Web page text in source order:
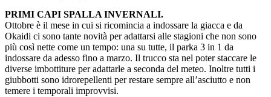
PRIMI CAPI SPALLA INVERNALI.
Ottobre è il mese in cui si ricomincia a indossare la giacca e da
Okaidi ci sono tante novità per adattarsi alle stagioni che non sono
più così nette come un tempo: una su tutte, il parka 3 in 1 da
indossare da adesso fino a marzo. Il trucco sta nel poter staccare le
diverse imbottiture per adattarle a seconda del meteo. Inoltre tutti i
giubbotti sono idrorepellenti per restare sempre all’asciutto e non
temere i temporali improvvisi.